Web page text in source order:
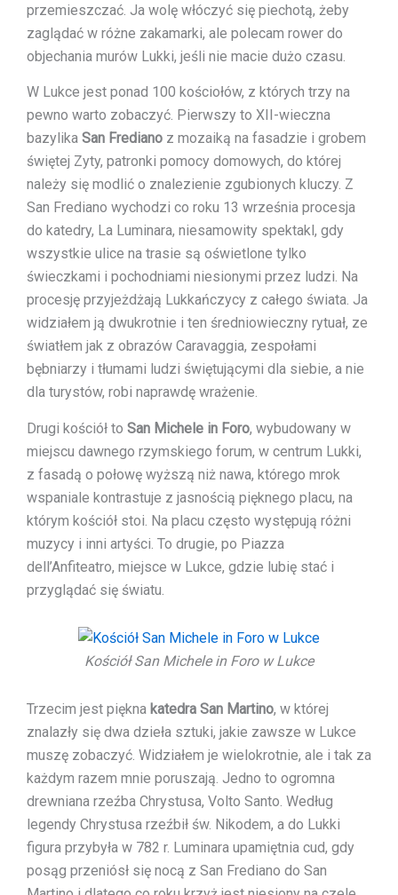
przemieszczać. Ja wolę włóczyć się piechotą, żeby
zaglądać w różne zakamarki, ale polecam rower do
objechania murów Lukki, jeśli nie macie dużo czasu.
W Lukce jest ponad 100 kościołów, z których trzy na
pewno warto zobaczyć. Pierwszy to XII-wieczna
bazylika San Frediano z mozaiką na fasadzie i grobem
świętej Zyty, patronki pomocy domowych, do której
należy się modlić o znalezienie zgubionych kluczy. Z
San Frediano wychodzi co roku 13 września procesja
do katedry, La Luminara, niesamowity spektakl, gdy
wszystkie ulice na trasie są oświetlone tylko
świeczkami i pochodniami niesionymi przez ludzi. Na
procesję przyjeżdżają Lukkańczycy z całego świata. Ja
widziałem ją dwukrotnie i ten średniowieczny rytuał, ze
światłem jak z obrazów Caravaggia, zespołami
bębniarzy i tłumami ludzi świętującymi dla siebie, a nie
dla turystów, robi naprawdę wrażenie.
Drugi kościół to San Michele in Foro, wybudowany w
miejscu dawnego rzymskiego forum, w centrum Lukki,
z fasadą o połowę wyższą niż nawa, którego mrok
wspaniale kontrastuje z jasnością pięknego placu, na
którym kościół stoi. Na placu często występują różni
muzycy i inni artyści. To drugie, po Piazza
dell’Anfiteatro, miejsce w Lukce, gdzie lubię stać i
przyglądać się światu.
Kościół San Michele in Foro w Lukce
Trzecim jest piękna katedra San Martino, w której
znalazły się dwa dzieła sztuki, jakie zawsze w Lukce
muszę zobaczyć. Widziałem je wielokrotnie, ale i tak za
każdym razem mnie poruszają. Jedno to ogromna
drewniana rzeźba Chrystusa, Volto Santo. Według
legendy Chrystusa rzeźbił św. Nikodem, a do Lukki
figura przybyła w 782 r. Luminara upamiętnia cud, gdy
posąg przeniósł się nocą z San Frediano do San